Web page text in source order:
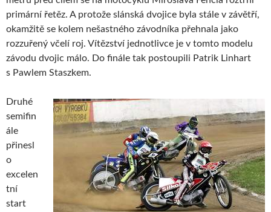
primární řetěz. A protože slánská dvojice byla stále v závětří,
okamžitě se kolem nešastného závodníka přehnala jako
rozzuřený včelí roj. Vítězství jednotlivce je v tomto modelu
závodu dvojic málo. Do finále tak postoupili Patrik Linhart
s Pawlem Staszkem.
Druhé
semifin
ále
přinesl
o
excelen
tní
start